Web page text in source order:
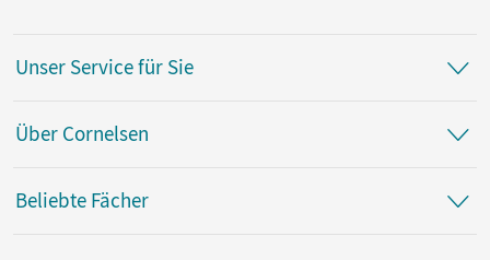
Unser Service für Sie
Über Cornelsen
Beliebte Fächer